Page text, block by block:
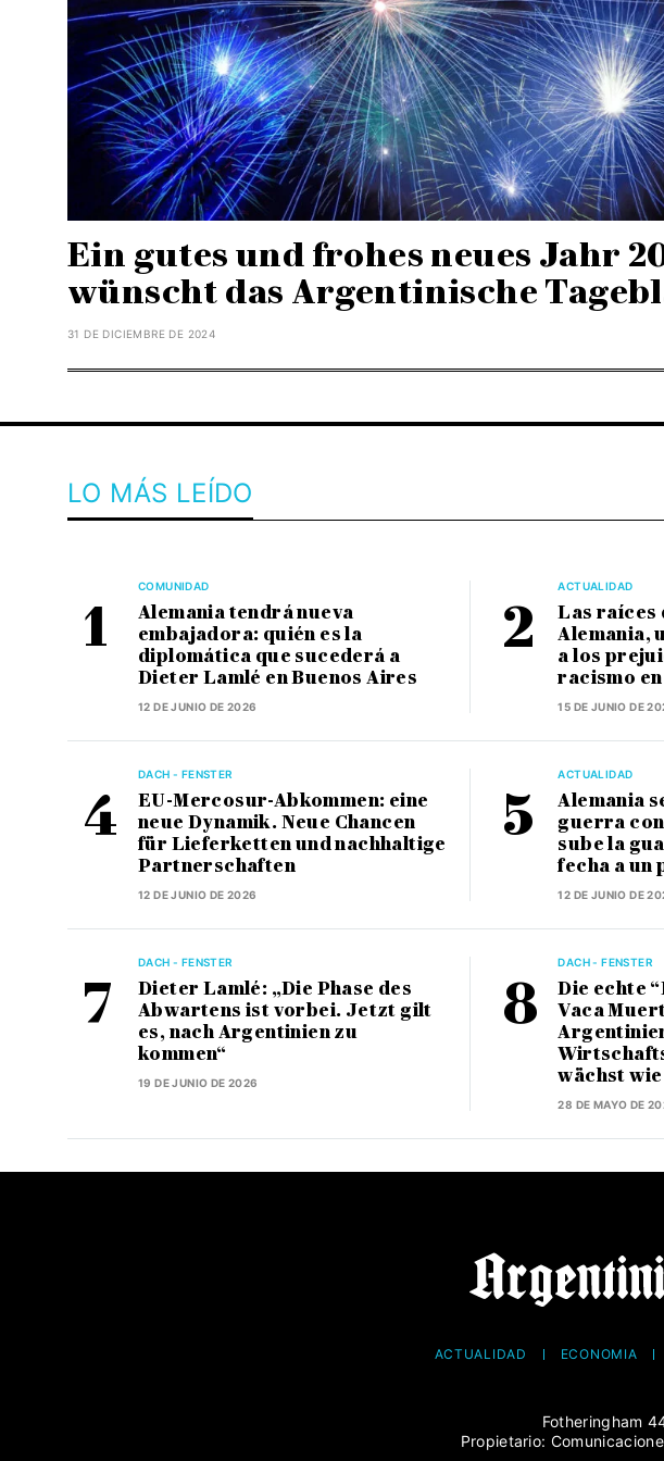
Ein gutes und frohes neues Jahr
wünscht das Argentinische
31 DE DICIEMBRE DE 2024
LO MÁS LEÍDO
COMUNIDAD
Alemania tendrá nueva
embajadora: quién es la
diplomática que sucederá a
Dieter Lamlé en Buenos Aires
12 DE JUNIO DE 2026
ACTUALIDAD
Las raíces
Alemania,
a los
racismo
15 DE JUNIO DE
DACH - FENSTER
EU-Mercosur-Abkommen: eine
neue Dynamik. Neue Chancen
für Lieferketten und nachhaltige
Partnerschaften
12 DE JUNIO DE 2026
ACTUALIDAD
Alemania
guerra
sube la
fecha a un
12 DE JUNIO DE
DACH - FENSTER
Dieter Lamlé: „Die Phase des
Abwartens ist vorbei. Jetzt gilt
es, nach Argentinien zu
kommen“
19 DE JUNIO DE 2026
DACH - FENSTER
Die echte
Vaca
wächst
28 DE MAYO DE
ACTUALIDAD ECONOMÍA
Fotheringham
Propietario: